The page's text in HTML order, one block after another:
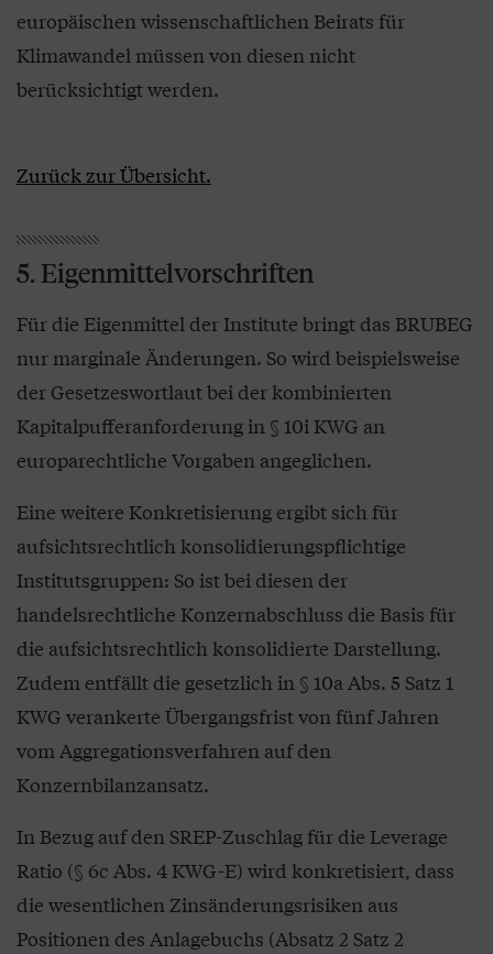
europäischen wissenschaftlichen Beirats für
Klimawandel müssen von diesen nicht
berücksichtigt werden.
Zurück zur Übersicht.
5. Eigenmittelvorschriften
Für die Eigenmittel der Institute bringt das BRUBEG
nur marginale Änderungen. So wird beispielsweise
der Gesetzeswortlaut bei der kombinierten
Kapitalpufferanforderung in § 10i KWG an
europarechtliche Vorgaben angeglichen.
Eine weitere Konkretisierung ergibt sich für
aufsichtsrechtlich konsolidierungspflichtige
Institutsgruppen: So ist bei diesen der
handelsrechtliche Konzernabschluss die Basis für
die aufsichtsrechtlich konsolidierte Darstellung.
Zudem entfällt die gesetzlich in § 10a Abs. 5 Satz 1
KWG verankerte Übergangsfrist von fünf Jahren
vom Aggregationsverfahren auf den
Konzernbilanzansatz.
In Bezug auf den SREP-Zuschlag für die Leverage
Ratio (§ 6c Abs. 4 KWG-E) wird konkretisiert, dass
die wesentlichen Zinsänderungsrisiken aus
Positionen des Anlagebuchs (Absatz 2 Satz 2